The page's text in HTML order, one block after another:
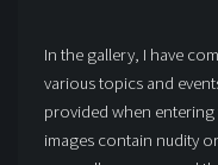
In the gallery, I have
various topics and
provided when entering
images contain nudity